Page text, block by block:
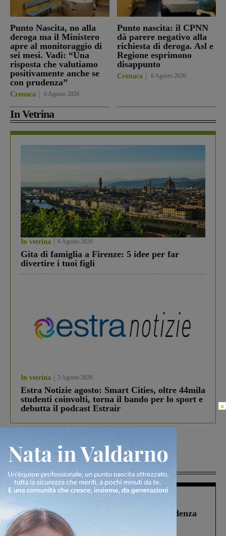
Punto Nascita, no alla
deroga ma il Ministero
apre al monitoraggio di
sei mesi. Vadi: “Una
risposta che valutiamo
positivamente anche se
con prudenza”
Cronaca 6 Agosto 2026
Punto nascita: il CPNN
dà parere negativo alla
richiesta di deroga. Asl e
Regione esprimono
disappunto
Cronaca 6 Agosto 2026
In Vetrina
In vetrina 6 Agosto 2026
Gita di famiglia a Firenze: 5 idee per far
divertire i tuoi figli
In vetrina 3 Agosto 2026
Estra Notizie agosto: Smart Cities, oltre 44mila
studenti coinvolti, torna il bando per lo sport e
debutta il podcast Estrair
Più lette
Figline Incisa Valdarno
Piscina di Figline finanziata oltre la scadenza
Pnrr, il gruppo di Fratelli d’Italia: “Un
ringraziamento al Governo”
×